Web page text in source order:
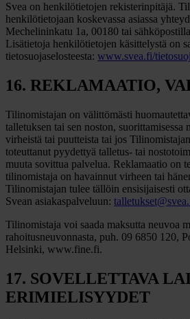
Svea on henkilötietojen rekisterinpitäjä.
henkilötietojaan koskevassa asiassa
Mechelininkatu 1a, 00180 tai
Lisätietoja henkilötietojen käsittelystä on
tietosuojaselosteesta: www.svea.fi/
16. REKLAMAATIO,
Tilinomistajan on välittömästi
talletuksen tai sen noston, suorittamisessa
virheistä tai puutteista tai jos
toteuttanut pyydettyä talletus- tai
muuta sovittua palvelua. Reklamaatio on
tilinomistaja on havainnut virheen tai
Tilinomistajan tulee tällöin ensisijaisesti
Svean asiakaspalveluun:
Tilinomistaja voi saada maksutta neuvoa
rahoitusneuvonnasta, puh. 09 6850 120,
Helsinki, www.fine.fi.
17. SOVELLETTAVA
ERIMIELISYYDET